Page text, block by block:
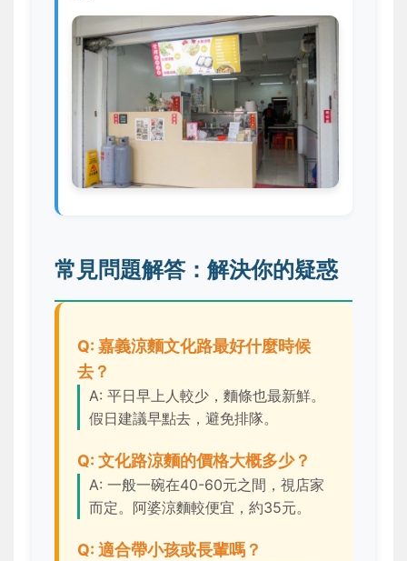
常見問題解答：解決你的疑惑
Q: 嘉義涼麵文化路最好什麼時候
去？
A: 平日早上人較少，麵條也最新鮮。
假日建議早點去，避免排隊。
Q: 文化路涼麵的價格大概多少？
A: 一般一碗在40-60元之間，視店家
而定。阿婆涼麵較便宜，約35元。
Q: 適合帶小孩或長輩嗎？